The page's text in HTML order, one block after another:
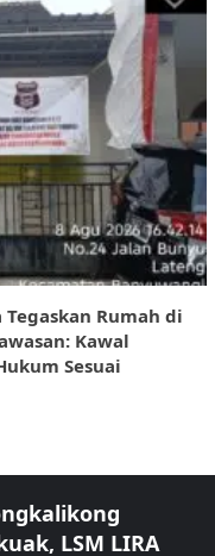
Rumah di
Kawal
Sesuai
LSM LIRA